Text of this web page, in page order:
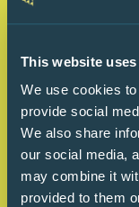
This website
We use cookies
provide social
We also share
our social media,
may combine it
provided to them
Rekisteröidy:
Kirjaudu